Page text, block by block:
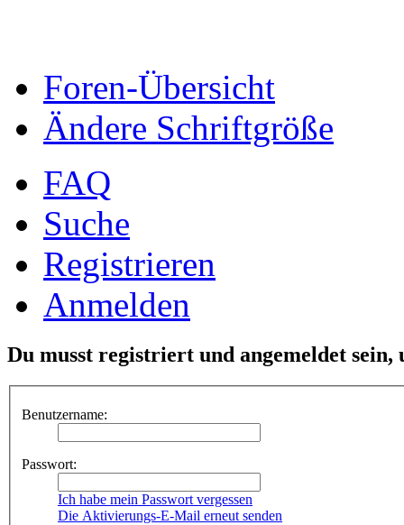
Foren-Übersicht
Ändere Schriftgröße
FAQ
Suche
Registrieren
Anmelden
Du musst registriert und angemeldet
Benutzername:
Passwort:
Ich habe mein Passwort vergessen
Die Aktivierungs-E-Mail erneut senden